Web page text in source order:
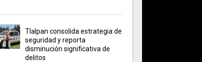
Tlalpan consolida estrategia de
seguridad y reporta
disminución significativa de
delitos